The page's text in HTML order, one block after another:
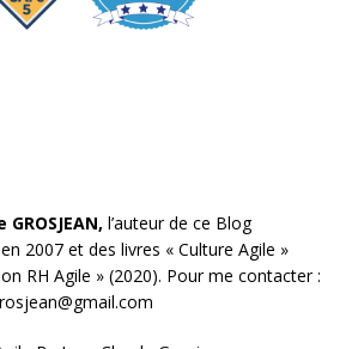
l’auteur de ce Blog
2007 et des livres « Culture Agile »
RH Agile » (2020). Pour me contacter :